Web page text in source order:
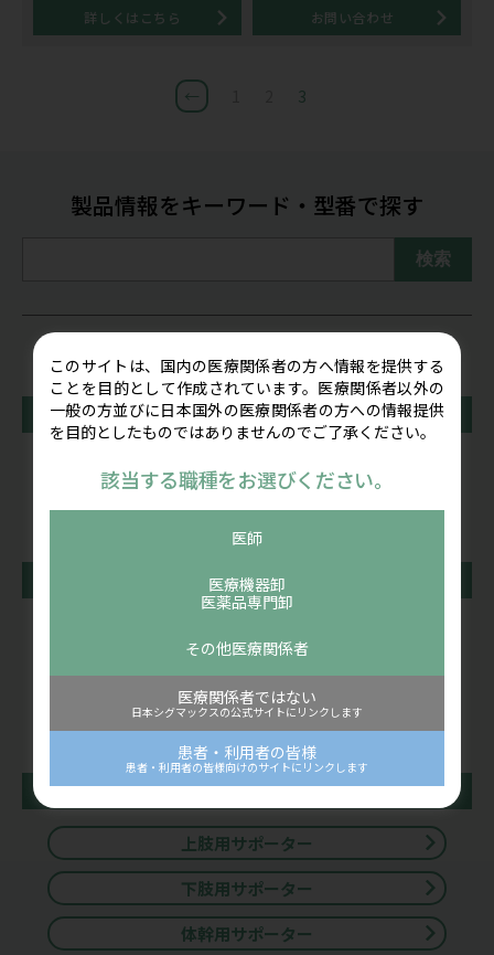
詳しくはこちら お問い合わせ
← 3
製品情報をキーワード・型番で探す
検索
製品情報をカテゴリで探す
超音波画像診断装置
ポータブル型
ポケット型
骨折マネジメント
ギプス包帯・下巻き材料
腕つり・ギプスウォーカー
サポーター
上肢用サポーター
下肢用サポーター
体幹用サポーター
このサイトは、国内の医療関係者の方へ情報を提供する
ことを目的として作成されています。医療関係者以外の
一般の方並びに日本国外の医療関係者の方への情報提供
を目的としたものではありませんのでご了承ください。
該当する職種をお選びください。
医師
医療機器卸
医薬品専門卸
その他医療関係者
医療関係者ではない
日本シグマックスの公式サイトにリンクします
患者・利用者の皆様
患者・利用者の皆様向けのサイトにリンクします